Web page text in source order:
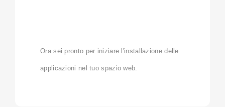
Ora sei pronto per iniziare l'installazione delle
applicazioni nel tuo spazio web.